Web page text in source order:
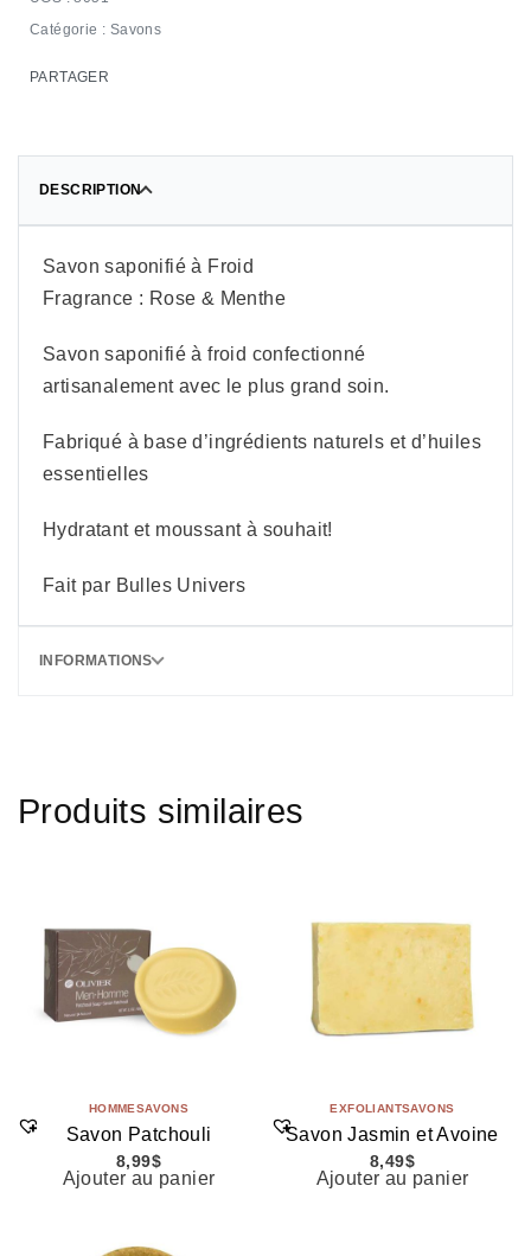
Catégorie : Savons
PARTAGER
DESCRIPTION
Savon saponifié à Froid
Fragrance : Rose & Menthe
Savon saponifié à froid confectionné
artisanalement avec le plus grand soin.
Fabriqué à base d’ingrédients naturels et d’huiles
essentielles
Hydratant et moussant à souhait!
Fait par Bulles Univers
INFORMATIONS
Produits similaires
HOMMESAVONS
Savon Patchouli
8,99$
Ajouter au panier
EXFOLIANTSAVONS
Savon Jasmin et Avoine
8,49$
Ajouter au panier